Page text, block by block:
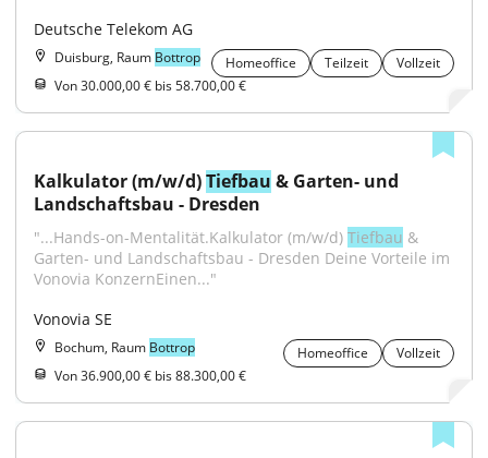
Deutsche Telekom AG
Duisburg, Raum Bottrop Homeoffice Teilzeit
Vollzeit
Von 30.000,00 € bis 58.700,00 €
Kalkulator (m/w/d) Tiefbau & Garten- und
Landschaftsbau - Dresden
"...Hands-on-Mentalität.Kalkulator (m/w/d) Tiefbau &
Garten- und Landschaftsbau - Dresden Deine Vorteile im
Vonovia KonzernEinen..."
Vonovia SE
Bochum, Raum Bottrop Homeoffice
Vollzeit
Von 36.900,00 € bis 88.300,00 €